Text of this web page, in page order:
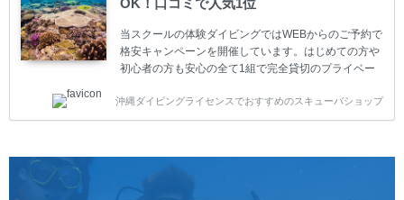
沖縄本島周辺ビーチ・ファンダイビング ￥13800(税
込)【 2ビーチ 】 ウエイト / タンク / 送迎...
OK！口コミで人気1位
当スクールの体験ダイビングではWEBからのご予約で
格安キャンペーンを開催しています。はじめての方や
初心者の方も安心の全て1組で完全貸切のプライベー
1人様から気軽にご参加ください。 全てのコースで高
画質の記念撮影&水中撮影付きです。初心者の方やダ
す。 沖縄本島周辺ビーチ・体験ダイビング 格安キャ
ンペーン！！￥16800 ￥11800(税込) 器材 / 送迎 / 保
沖縄ダイビングライセンスでおすすめのスキューバショップ